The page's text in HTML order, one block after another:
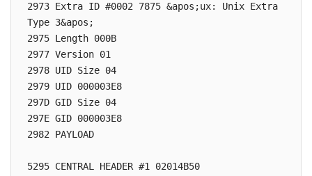
2973 Extra ID #0002 7875 &apos;ux: Unix Extra
Type 3&apos;
2975 Length 000B
2977 Version 01
2978 UID Size 04
2979 UID 000003E8
297D GID Size 04
297E GID 000003E8
2982 PAYLOAD
5295 CENTRAL HEADER #1 02014B50